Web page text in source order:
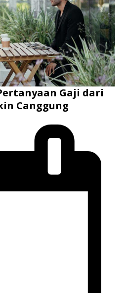
Gaji dari
Canggung